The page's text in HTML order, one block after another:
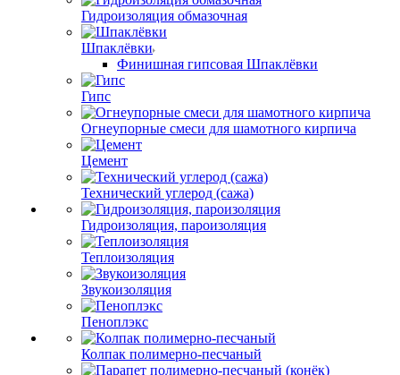
Гидроизоляция обмазочная
Шпаклёвки
Финишная гипсовая Шпаклёвки
Гипс
Огнеупорные смеси для шамотного кирпича
Цемент
Технический углерод (сажа)
Гидроизоляция, пароизоляция
Теплоизоляция
Звукоизоляция
Пеноплэкс
Колпак полимерно-песчаный